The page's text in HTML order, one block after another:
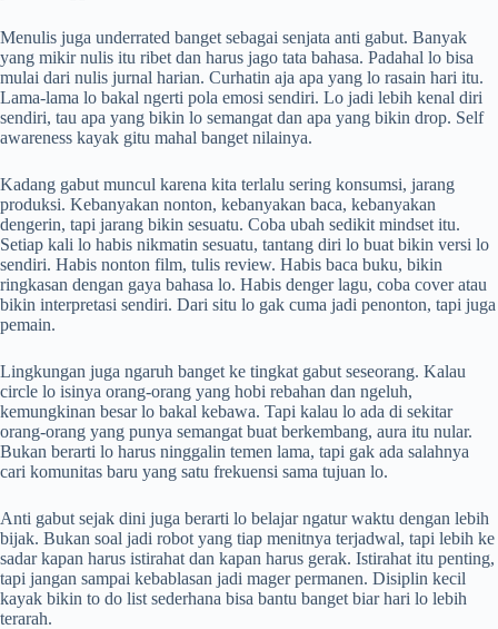
Menulis juga underrated banget sebagai senjata anti gabut. Banyak
yang mikir nulis itu ribet dan harus jago tata bahasa. Padahal lo bisa
mulai dari nulis jurnal harian. Curhatin aja apa yang lo rasain hari itu.
Lama-lama lo bakal ngerti pola emosi sendiri. Lo jadi lebih kenal diri
sendiri, tau apa yang bikin lo semangat dan apa yang bikin drop. Self
awareness kayak gitu mahal banget nilainya.
Kadang gabut muncul karena kita terlalu sering konsumsi, jarang
produksi. Kebanyakan nonton, kebanyakan baca, kebanyakan
dengerin, tapi jarang bikin sesuatu. Coba ubah sedikit mindset itu.
Setiap kali lo habis nikmatin sesuatu, tantang diri lo buat bikin versi lo
sendiri. Habis nonton film, tulis review. Habis baca buku, bikin
ringkasan dengan gaya bahasa lo. Habis denger lagu, coba cover atau
bikin interpretasi sendiri. Dari situ lo gak cuma jadi penonton, tapi juga
pemain.
Lingkungan juga ngaruh banget ke tingkat gabut seseorang. Kalau
circle lo isinya orang-orang yang hobi rebahan dan ngeluh,
kemungkinan besar lo bakal kebawa. Tapi kalau lo ada di sekitar
orang-orang yang punya semangat buat berkembang, aura itu nular.
Bukan berarti lo harus ninggalin temen lama, tapi gak ada salahnya
cari komunitas baru yang satu frekuensi sama tujuan lo.
Anti gabut sejak dini juga berarti lo belajar ngatur waktu dengan lebih
bijak. Bukan soal jadi robot yang tiap menitnya terjadwal, tapi lebih ke
sadar kapan harus istirahat dan kapan harus gerak. Istirahat itu penting,
tapi jangan sampai kebablasan jadi mager permanen. Disiplin kecil
kayak bikin to do list sederhana bisa bantu banget biar hari lo lebih
terarah.